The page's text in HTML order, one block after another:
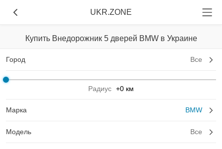
UKR.ZONE
Купить Внедорожник 5 дверей BMW в Украине
Город Все
Радиус +0 км
Марка BMW
Модель Все